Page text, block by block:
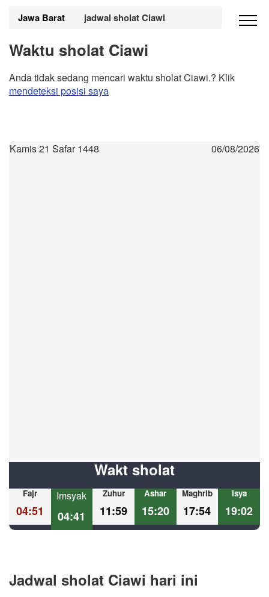
Jawa Barat jadwal sholat Ciawi
Waktu sholat Ciawi
Anda tidak sedang mencari waktu sholat Ciawi.? Klik
mendeteksi posisi saya
Kamis 21 Safar 1448 06/08/2026
Wakt sholat
Fajr
04:51
Imsyak
04:41
Zuhur
11:59
Ashar
15:20
Maghrib
17:54
Isya
19:02
Jadwal sholat Ciawi hari ini